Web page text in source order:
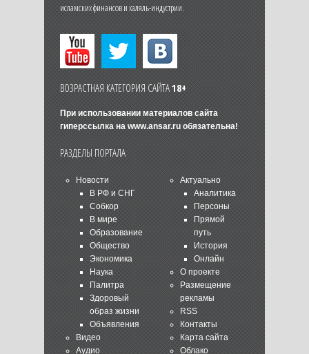
исламских финансов и халяль-индустрии.
ВОЗРАСТНАЯ КАТЕГОРИЯ САЙТА18+
При использовании материалов сайта
гиперссылка на www.ansar.ruобязательна!
РАЗДЕЛЫ ПОРТАЛА
Новости
В РФ и СНГ
Собкор
В мире
Образование
Общество
Экономика
Наука
Палитра
Здоровый
образ жизни
Объявления
Видео
Аудио
Актуально
Аналитика
Персоны
Прямой
путь
История
Онлайн
О проекте
Размещение
рекламы
RSS
Контакты
Карта сайта
Облако